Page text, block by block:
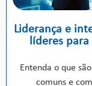
Liderança e
líderes
Entenda o que
comuns e